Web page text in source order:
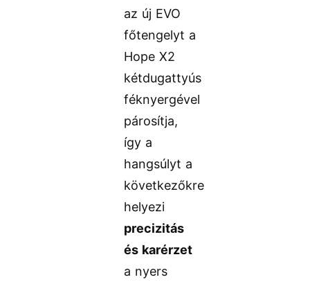
az új EVO
főtengelyt a
Hope X2
kétdugattyús
féknyergével
párosítja,
így a
hangsúlyt a
következőkre
helyezi
precizitás
és karérzet
a nyers